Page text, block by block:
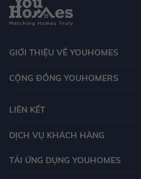
GIỚI THIỆU VỀ YOUHOMES
CỘNG ĐỒNG YOUHOMERS
LIÊN KẾT
DỊCH VỤ KHÁCH HÀNG
TẢI ỨNG DỤNG YOUHOMES